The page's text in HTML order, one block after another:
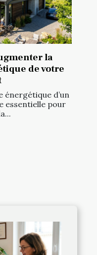
la
de votre
d’un
essentielle pour